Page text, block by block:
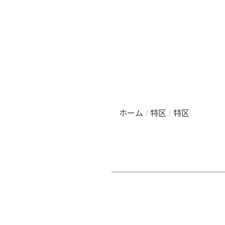
ホーム / 特区 / 特区